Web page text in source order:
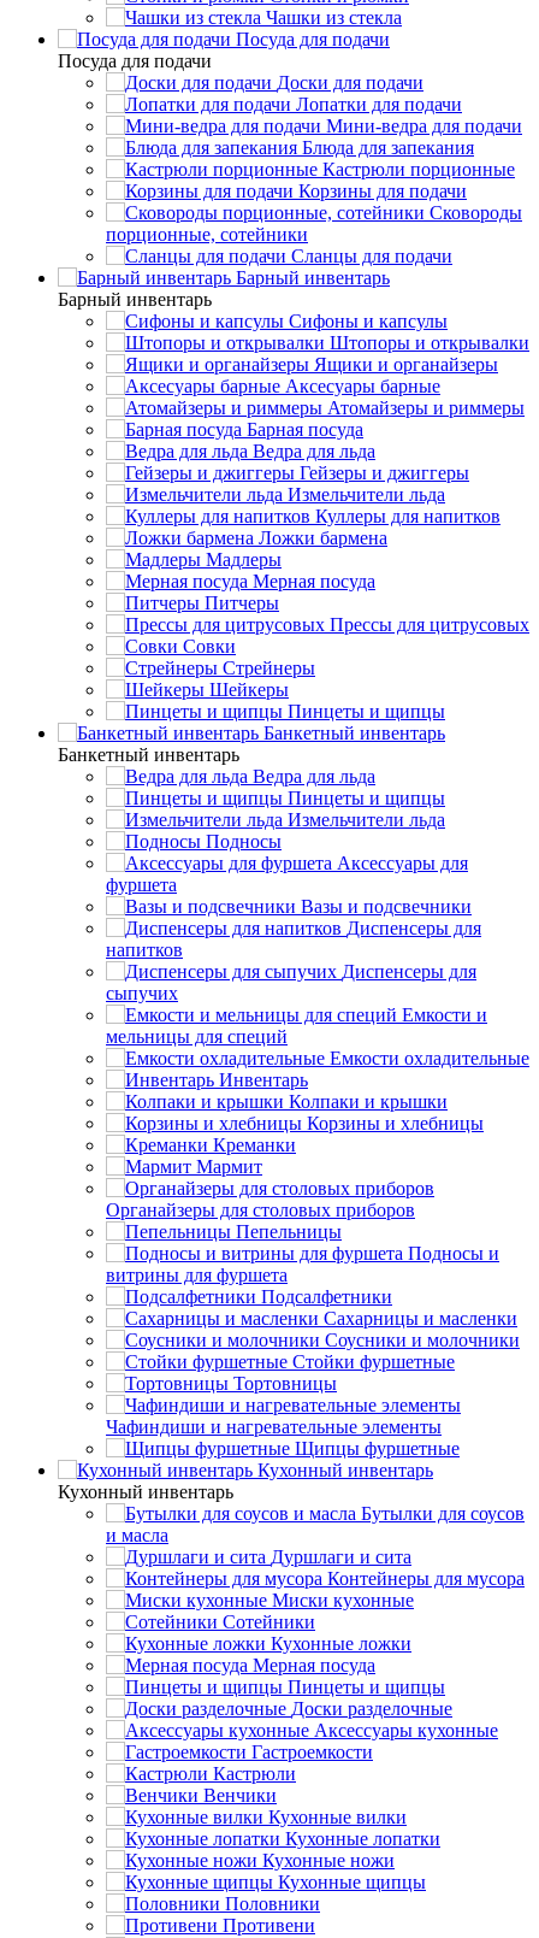
Чашки из стекла
Посуда для подачи
Посуда для подачи
Доски для подачи
Лопатки для подачи
Мини-ведра для подачи
Блюда для запекания
Кастрюли порционные
Корзины для подачи
Сковороды
порционные, сотейники
Сланцы для подачи
Барный инвентарь
Барный инвентарь
Сифоны и капсулы
Штопоры и открывалки
Ящики и органайзеры
Аксесуары барные
Атомайзеры и риммеры
Барная посуда
Ведра для льда
Гейзеры и джиггеры
Измельчители льда
Куллеры для напитков
Ложки бармена
Мадлеры
Мерная посуда
Питчеры
Прессы для цитрусовых
Совки
Стрейнеры
Шейкеры
Пинцеты и щипцы
Банкетный инвентарь
Банкетный инвентарь
Ведра для льда
Пинцеты и щипцы
Измельчители льда
Подносы
Аксессуары для
фуршета
Вазы и подсвечники
Диспенсеры для
напитков
Диспенсеры для
сыпучих
Емкости и
мельницы для специй
Емкости охладительные
Инвентарь
Колпаки и крышки
Корзины и хлебницы
Креманки
Мармит
Органайзеры для столовых приборов
Пепельницы
Подносы и
витрины для фуршета
Подсалфетники
Сахарницы и масленки
Соусники и молочники
Стойки фуршетные
Тортовницы
Чафиндиши и нагревательные элементы
Щипцы фуршетные
Кухонный инвентарь
Кухонный инвентарь
Бутылки для соусов
и масла
Дуршлаги и сита
Контейнеры для мусора
Миски кухонные
Сотейники
Кухонные ложки
Мерная посуда
Пинцеты и щипцы
Доски разделочные
Аксессуары кухонные
Гастроемкости
Кастрюли
Венчики
Кухонные вилки
Кухонные лопатки
Кухонные ножи
Кухонные щипцы
Половники
Противени